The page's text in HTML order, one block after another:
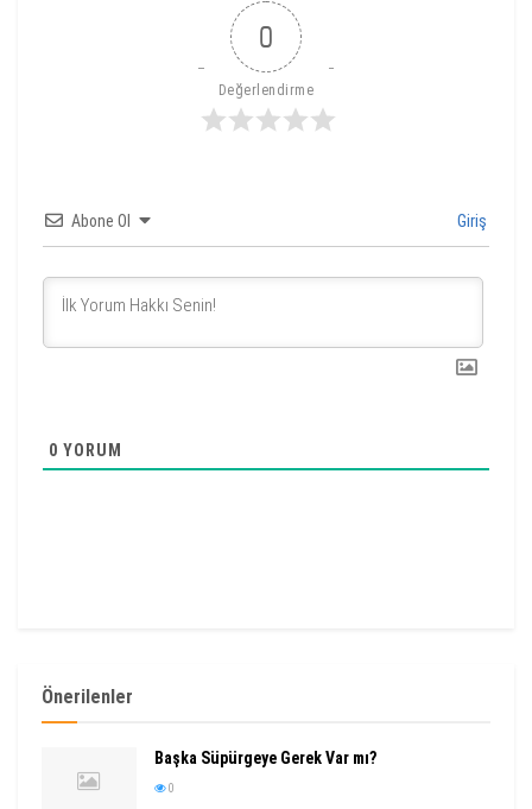
0
Değerlendirme
Abone Ol Giriş
0 YORUM
Önerilenler
Başka Süpürgeye Gerek Var mı?
0